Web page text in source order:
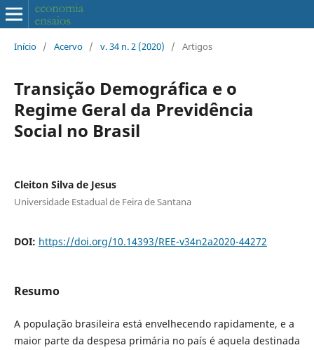
Início / Acervo / v. 34 n. 2 (2020) / Artigos
Transição Demográfica e o
Regime Geral da Previdência
Social no Brasil
Cleiton Silva de Jesus
Universidade Estadual de Feira de Santana
DOI: https://doi.org/10.14393/REE-v34n2a2020-44272
Resumo
A população brasileira está envelhecendo rapidamente, e a
maior parte da despesa primária no país é aquela destinada